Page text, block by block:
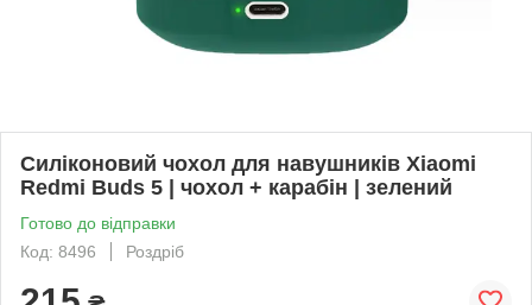
Силіконовий чохол для навушників Xiaomi
Redmi Buds 5 | чохол + карабін | зелений
Готово до відправки
Код: 8496
Роздріб